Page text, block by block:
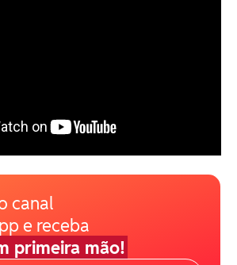
canal
e receba
primeira mão!